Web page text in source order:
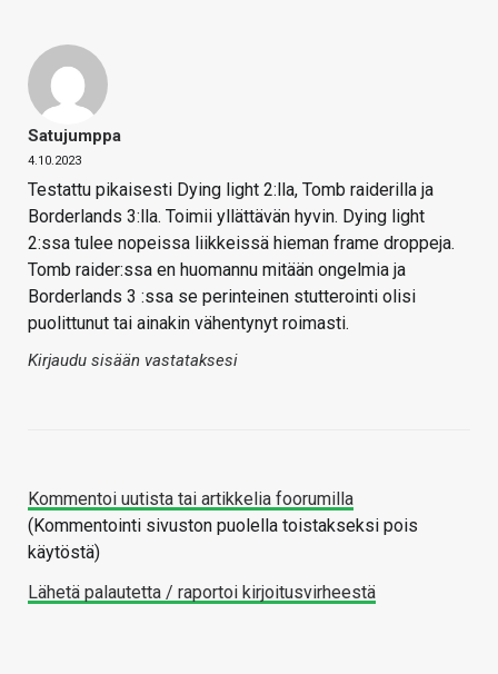
Satujumppa
4.10.2023
Testattu pikaisesti Dying light 2:lla, Tomb raiderilla ja
Borderlands 3:lla. Toimii yllättävän hyvin. Dying light
2:ssa tulee nopeissa liikkeissä hieman frame droppeja.
Tomb raider:ssa en huomannu mitään ongelmia ja
Borderlands 3 :ssa se perinteinen stutterointi olisi
puolittunut tai ainakin vähentynyt roimasti.
Kirjaudu sisään vastataksesi
Kommentoi uutista tai artikkelia foorumilla
(Kommentointi sivuston puolella toistakseksi pois
käytöstä)
Lähetä palautetta / raportoi kirjoitusvirheestä